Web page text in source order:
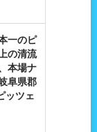
一のピ
の清流
本場ナ
阜県郡
ッツェ